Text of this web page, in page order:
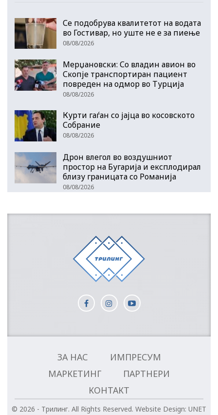
Се подобрува квалитетот на водата
во Гостивар, но уште не е за пиење
08/08/2026
Мерџановски: Со владин авион во
Скопје транспортиран пациент
повреден на одмор во Турција
08/08/2026
Курти гаѓан со јајца во косовското
Собрание
08/08/2026
Дрон влегол во воздушниот
простор на Бугарија и експлодирал
близу границата со Романија
08/08/2026
ЗА НАС
ИМПРЕСУМ
МАРКЕТИНГ
ПАРТНЕРИ
КОНТАКТ
© 2026 - Трилинг. All Rights Reserved. Website Design: UNET